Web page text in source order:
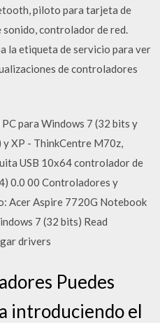
piloto para tarjeta de
controlador de red.
la etiqueta de servicio para ver
de controladores
para Windows 7 (32 bits y
XP - ThinkCentre M70z,
USB 10x64 controlador de
0.0 00 Controladores y
Acer Aspire 7720G Notebook
7 (32 bits) Read
drivers
Puedes
introduciendo el